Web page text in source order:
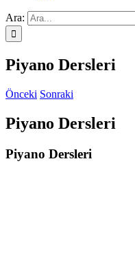
Ara:
Piyano Dersleri
Önceki Sonraki
Piyano Dersleri
Piyano Dersleri